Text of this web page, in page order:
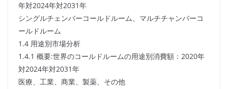
年対2024年対2031年
シングルチェンバーコールドルーム、マルチチャンバーコ
ールドルーム
1.4 用途別市場分析
1.4.1 概要:世界のコールドルームの用途別消費額：2020年
対2024年対2031年
医療、工業、商業、製薬、その他